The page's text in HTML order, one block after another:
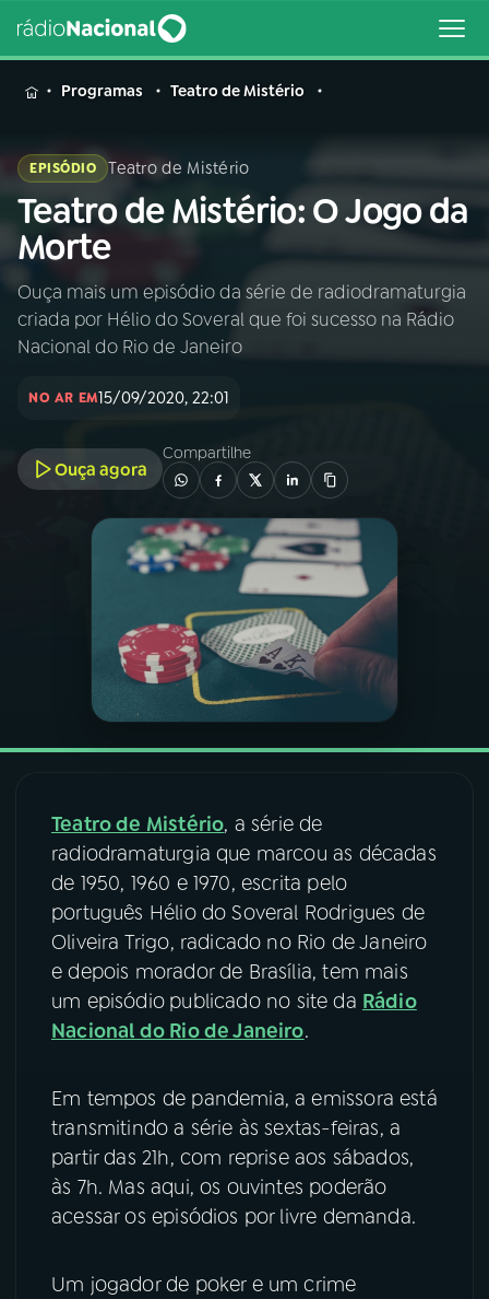
MENU
Buscar
na
Rádio
Nacional
AO VIVO
01INÍCIO
02A RÁDIO
PROGRAMAÇÃO
PROGRAMAS
PODCASTS
06VIDEOCASTS
07ÚLTIMAS
08FESTIVAL DE MÚSICA
ACOMPANHE A RÁDIO NACIONAL
YouTube Facebook
TikTok
Programas Teatro de Mistério
EPISÓDIO Teatro de Mistério
Teatro de Mistério: O Jogo da
Morte
Ouça mais um episódio da série de radiodramaturgia
criada por Hélio do Soveral que foi sucesso na Rádio
Nacional do Rio de Janeiro
NO AR EM15/09/2020, 22:01
Ouça agora
Compartilhe
Teatro de Mistério, a série de
radiodramaturgia que marcou as décadas
de 1950, 1960 e 1970, escrita pelo
português Hélio do Soveral Rodrigues de
Oliveira Trigo, radicado no Rio de Janeiro
e depois morador de Brasília, tem mais
um episódio publicado no site da Rádio
Nacional do Rio de Janeiro.
Em tempos de pandemia, a emissora está
transmitindo a série às sextas-feiras, a
partir das 21h, com reprise aos sábados,
às 7h. Mas aqui, os ouvintes poderão
acessar os episódios por livre demanda.
Um jogador de poker e um crime